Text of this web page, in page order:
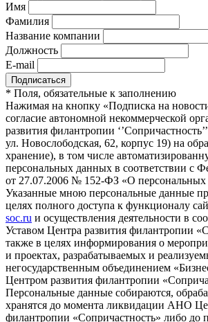
Имя
Фамилия
Название компании
Должность
E-mail
* Поля, обязательные к заполнению
Нажимая на кнопку «Подписка на
согласие автономной некоммерческой
развития филантропии
ул. Новослободская, 62, корпус 19) на
хранение), в том числе
персональных данных в соответствии с
от 27.07.2006 № 152-ФЗ «О
Указанные мною персональные данные
целях полного доступа к функционалу
soc.ru и осуществления деятельности в
Уставом Центра развития филантропии
также в целях информирования о
и проектах, разрабатываемых и
негосударственным объединением
Центром развития филантропии
Персональные данные собираются,
хранятся до момента ликвидации АНО
филантропии «Сопричастность» либо до